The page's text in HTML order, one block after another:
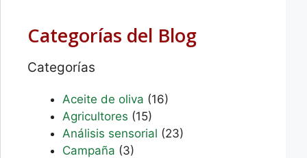
Categorías del Blog
Categorías
Aceite de oliva (16)
Agricultores (15)
Análisis sensorial (23)
Campaña (3)